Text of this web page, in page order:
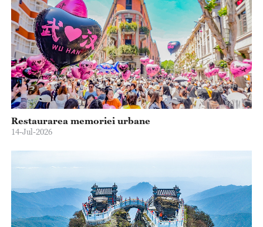
Restaurarea memoriei urbane
14-Jul-2026